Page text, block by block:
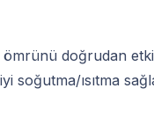
ömrünü doğrudan
soğutma/ısıtma